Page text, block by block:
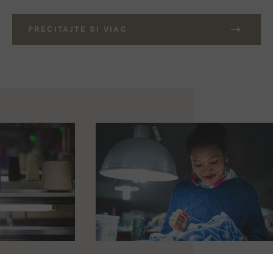
PREČITAJTE SI VIAC